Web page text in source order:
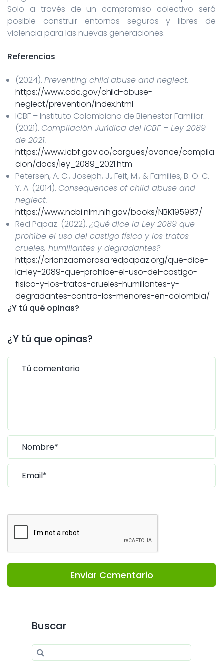
Solo a través de un compromiso colectivo será
posible construir entornos seguros y libres de
violencia para las nuevas generaciones.
Referencias
(2024). Preventing child abuse and neglect.
https://www.cdc.gov/child-abuse-
neglect/prevention/index.html
ICBF – Instituto Colombiano de Bienestar Familiar.
(2021). Compilación Jurídica del ICBF – Ley 2089
de 2021.
https://www.icbf.gov.co/cargues/avance/compila
cion/docs/ley_2089_2021.htm
Petersen, A. C., Joseph, J., Feit, M., & Families, B. O. C.
Y. A. (2014). Consequences of child abuse and
neglect.
https://www.ncbi.nlm.nih.gov/books/NBK195987/
Red Papaz. (2022). ¿Qué dice la Ley 2089 que
prohíbe el uso del castigo físico y los tratos
crueles, humillantes y degradantes?
https://crianzaamorosa.redpapaz.org/que-dice-
la-ley-2089-que-prohibe-el-uso-del-castigo-
fisico-y-los-tratos-crueles-humillantes-y-
degradantes-contra-los-menores-en-colombia/
¿Y tú qué opinas?
¿Y tú que opinas?
Enviar Comentario
Buscar
Search for: